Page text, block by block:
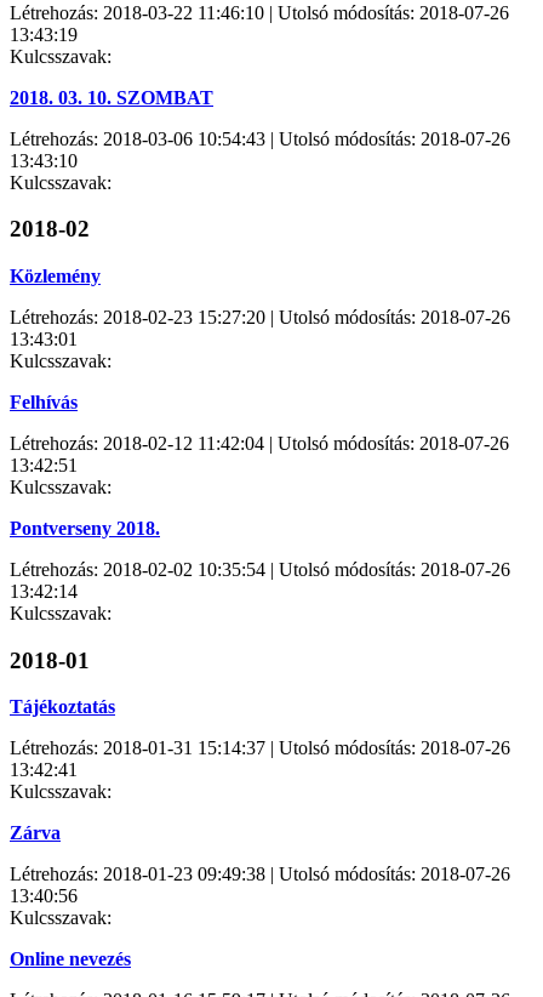
Létrehozás: 2018-03-22 11:46:10 | Utolsó módosítás: 2018-07-26
13:43:19
Kulcsszavak:
2018. 03. 10. SZOMBAT
Létrehozás: 2018-03-06 10:54:43 | Utolsó módosítás: 2018-07-26
13:43:10
Kulcsszavak:
2018-02
Közlemény
Létrehozás: 2018-02-23 15:27:20 | Utolsó módosítás: 2018-07-26
13:43:01
Kulcsszavak:
Felhívás
Létrehozás: 2018-02-12 11:42:04 | Utolsó módosítás: 2018-07-26
13:42:51
Kulcsszavak:
Pontverseny 2018.
Létrehozás: 2018-02-02 10:35:54 | Utolsó módosítás: 2018-07-26
13:42:14
Kulcsszavak:
2018-01
Tájékoztatás
Létrehozás: 2018-01-31 15:14:37 | Utolsó módosítás: 2018-07-26
13:42:41
Kulcsszavak:
Zárva
Létrehozás: 2018-01-23 09:49:38 | Utolsó módosítás: 2018-07-26
13:40:56
Kulcsszavak:
Online nevezés